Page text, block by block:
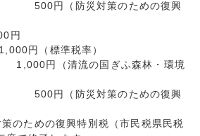
対策のための復興
円
標準税率）
の国ぎふ森林・環境
対策のための復興
の復興特別税（市民税県民税